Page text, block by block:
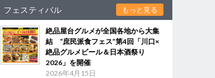
フェスティバル もっと見る
絶品屋台グルメが全国各地から大集
結 “庶民派食フェス”第4回「川口×
絶品グルメビール＆日本酒祭り
2026」を開催
2026年4月15日